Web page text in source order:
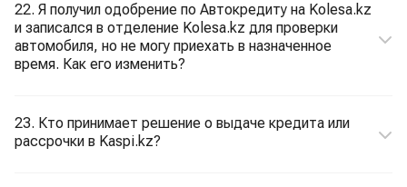
22. Я получил одобрение по Автокредиту на Kolesa.kz
и записался в отделение Kolesa.kz для проверки
автомобиля, но не могу приехать в назначенное
время. Как его изменить?
23. Кто принимает решение о выдаче кредита или
рассрочки в Kaspi.kz?